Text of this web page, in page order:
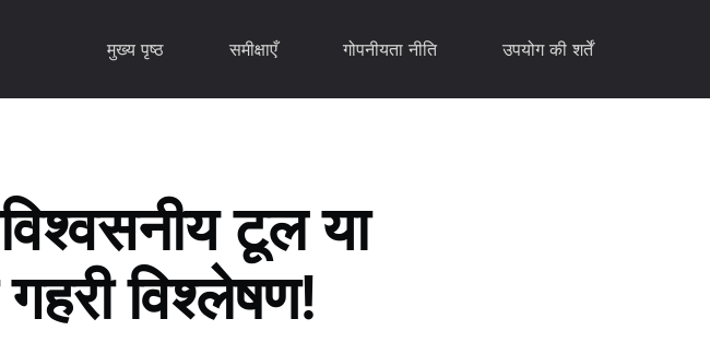
मुख्य पृष्ठ समीक्षाएँ गोपनीयता नीति उपयोग की शर्तें
टूल या
विश्लेषण!